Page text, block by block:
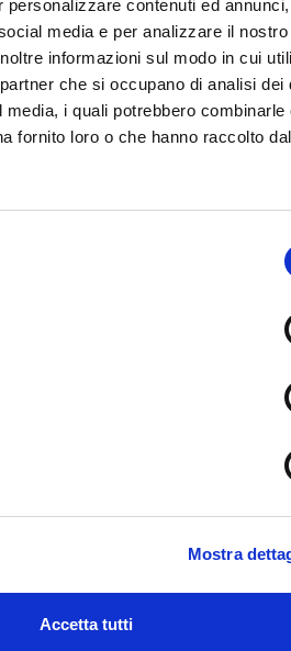
personalizzare contenuti ed
media e per analizzare il nostro
informazioni sul modo in cui
che si occupano di analisi dei
i quali potrebbero combinarle
fornito loro o che hanno raccolto
Mostra
Accetta tutti